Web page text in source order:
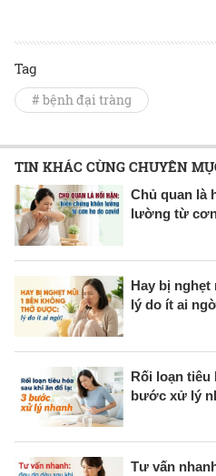
Tag
# bệnh đại tràng
TIN KHÁC CÙNG CHUYÊN
Chủ quan là
lường từ
Hay bị
lý do ít ai
Rối loạn tiêu
bước xử lý
Tư vấn